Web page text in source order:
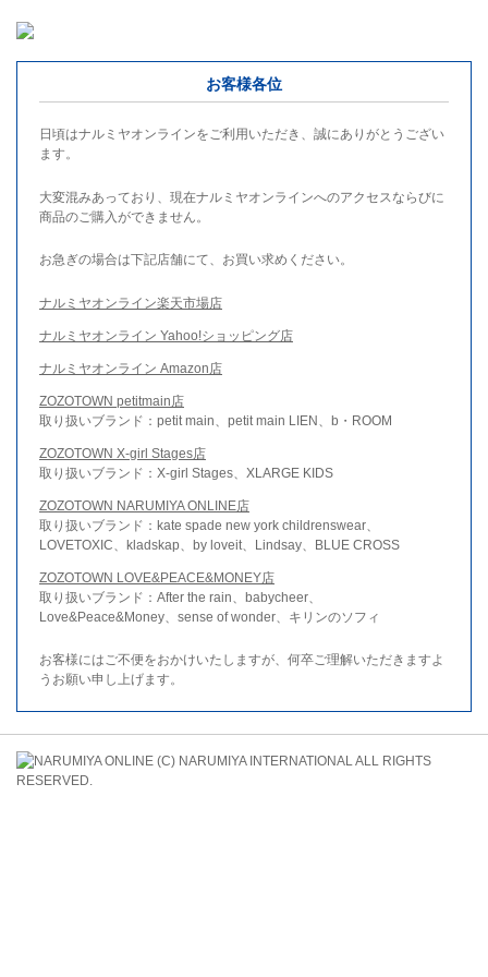
お客様各位
日頃はナルミヤオンラインをご利用いただき、誠にありがとうござい
ます。
大変混みあっており、現在ナルミヤオンラインへのアクセスならびに
商品のご購入ができません。
お急ぎの場合は下記店舗にて、お買い求めください。
ナルミヤオンライン楽天市場店
ナルミヤオンライン Yahoo!ショッピング店
ナルミヤオンライン Amazon店
ZOZOTOWN petitmain店
取り扱いブランド：petit main、petit main LIEN、b・ROOM
ZOZOTOWN X-girl Stages店
取り扱いブランド：X-girl Stages、XLARGE KIDS
ZOZOTOWN NARUMIYA ONLINE店
取り扱いブランド：kate spade new york childrenswear、
LOVETOXIC、kladskap、by loveit、Lindsay、BLUE CROSS
ZOZOTOWN LOVE&PEACE&MONEY店
取り扱いブランド：After the rain、babycheer、
Love&Peace&Money、sense of wonder、キリンのソフィ
お客様にはご不便をおかけいたしますが、何卒ご理解いただきますよ
うお願い申し上げます。